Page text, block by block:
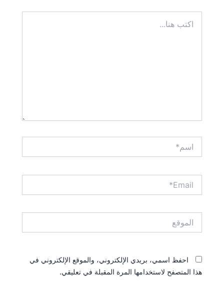
هنا...
احفظ اسمي، بريدي الإلكتروني، والموقع الإلكتروني في
هذا المتصفح لاستخدامها المرة المقبلة في تعليقي.